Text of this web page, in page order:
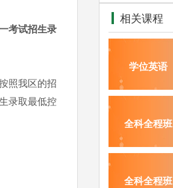
考试招生录
照我区的招
录取最低控
相关课程
学位英语
全科全程班
全科全程班